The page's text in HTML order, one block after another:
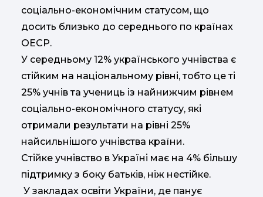
соціально-економічним статусом, що
досить близько до середнього по країнах
ОЕСР.
У середньому 12% українського учнівства є
стійким на національному рівні, тобто це ті
25% учнів та учениць із найнижчим рівнем
соціально-економічного статусу, які
отримали результати на рівні 25%
найсильнішого учнівства країни.
Стійке учнівство в Україні має на 4% більшу
підтримку з боку батьків, ніж нестійке.
У закладах освіти України, де панує